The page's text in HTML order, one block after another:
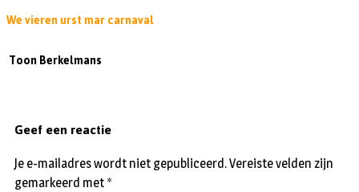
We vieren urst mar carnaval
Toon Berkelmans
Geef een reactie
Je e-mailadres wordt niet gepubliceerd.Vereiste velden zijn
gemarkeerd met *